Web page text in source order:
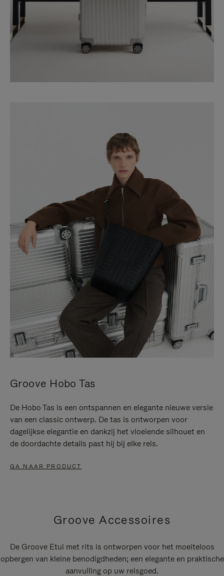
Groove Hobo Tas
De Hobo Tas is een ontspannen en elegante nieuwe versie
van een classic ontwerp. De tas is ontworpen voor
dagelijkse elegantie en dankzij het vloeiende silhouet en
de doordachte details past hij bij elke reis.
GA NAAR PRODUCT
Groove Accessoires
De Groove Etui met rits is ontworpen voor het moeiteloos
opbergen van kleine benodigdheden; een elegante en praktische
aanvulling op uw reisgoed.